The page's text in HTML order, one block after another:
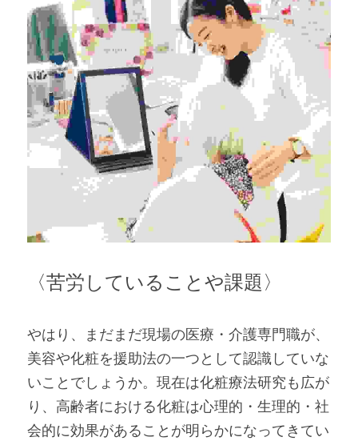
〈苦労していることや課題〉
やはり、まだまだ現場の医療・介護専門職が、
美容や化粧を援助法の一つとして認識していな
いことでしょうか。現在は化粧療法研究も広が
り、高齢者における化粧は心理的・生理的・社
会的に効果があることが明らかになってきてい